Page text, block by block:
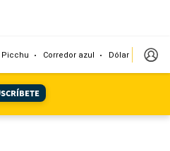
Picchu Corredor azul Dólar